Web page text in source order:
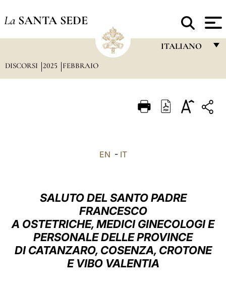
La SANTA SEDE
ITALIANO
ITALIANO
العربيّة
中文
LATINE
DISCORSI 2025 FEBBRAIO
EN - IT
SALUTO DEL SANTO PADRE
FRANCESCO
A OSTETRICHE, MEDICI GINECOLOGI E
PERSONALE DELLE PROVINCE
DI CATANZARO, COSENZA, CROTONE
E VIBO VALENTIA